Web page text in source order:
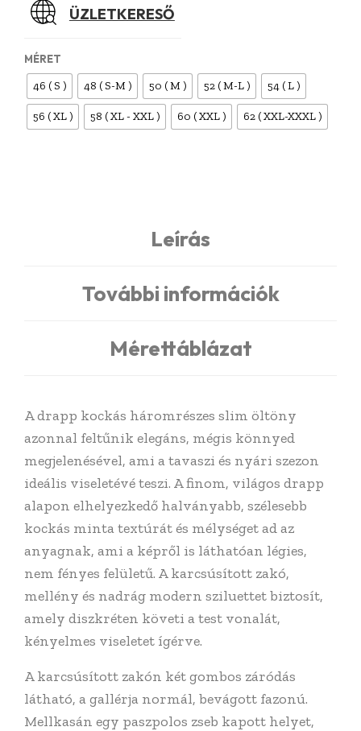
ÜZLETKERESŐ
MÉRET
46 ( S ) 48 ( S-M ) 50 ( M ) 52 ( M-L ) 54 ( L )
56 ( XL ) 58 ( XL - XXL ) 60 ( XXL ) 62 ( XXL-XXXL )
Leírás
További információk
Mérettáblázat
A drapp kockás háromrészes slim öltöny
azonnal feltűnik elegáns, mégis könnyed
megjelenésével, ami a tavaszi és nyári szezon
ideális viseletévé teszi. A finom, világos drapp
alapon elhelyezkedő halványabb, szélesebb
kockás minta textúrát és mélységet ad az
anyagnak, ami a képről is láthatóan légies,
nem fényes felületű. A karcsúsított zakó,
mellény és nadrág modern sziluettet biztosít,
amely diszkréten követi a test vonalát,
kényelmes viseletet ígérve.
A karcsúsított zakón két gombos záródás
látható, a gallérja normál, bevágott fazonú.
Mellkasán egy paszpolos zseb kapott helyet,